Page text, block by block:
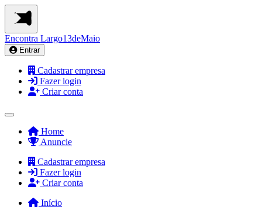
Encontra Largo13deMaio
Entrar
Cadastrar empresa
Fazer login
Criar conta
Home
Anuncie
Cadastrar empresa
Fazer login
Criar conta
Início